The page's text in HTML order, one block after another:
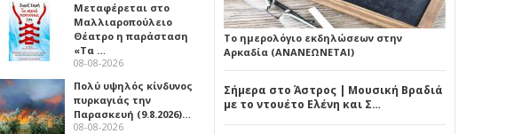
Μεταφέρεται στο
Μαλλιαροπούλειο
Θέατρο η παράσταση
«Τα …
08-08-2026
Πολύ υψηλός κίνδυνος
πυρκαγιάς την
Παρασκευή (9.8.2026)…
08-08-2026
Το ημερολόγιο εκδηλώσεων στην
Αρκαδία (ΑΝΑΝΕΩΝΕΤΑΙ)
Σήμερα στο Άστρος | Μουσική Βραδιά
με το ντουέτο Ελένη και Σ…